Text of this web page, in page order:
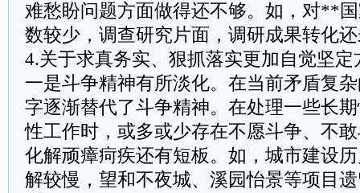
难愁盼问题方面做得还不够。如，对**
数较少，调查研究片面，调研成果转化
4.关于求真务实、狠抓落实更加自觉坚定
一是斗争精神有所淡化。在当前矛盾复
字逐渐替代了斗争精神。在处理一些长
性工作时，或多或少存在不愿斗争、不
化解顽瘴疴疾还有短板。如，城市建设
解较慢，望和不夜城、溪园怡景等项目